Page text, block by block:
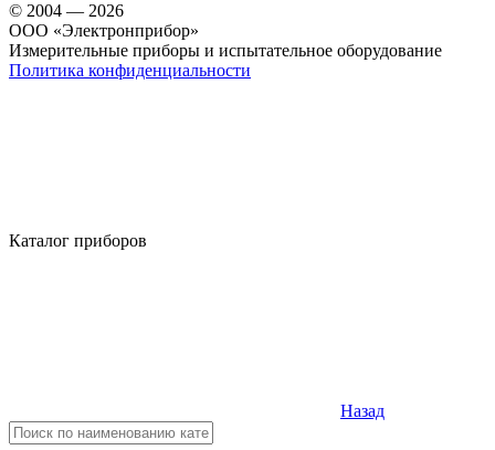
© 2004 — 2026
OOO «Электронприбор»
Измерительные приборы и испытательное оборудование
Политика конфиденциальности
Каталог приборов
Назад